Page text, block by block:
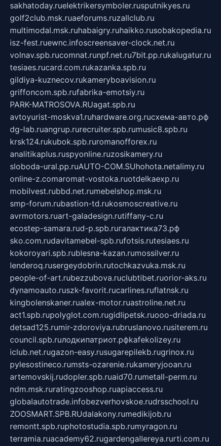
sakhatoday.ruelektrikersymboler.rusputnikyes.ru
golf2club.msk.ruaeforums.ruzallclub.ru
multimodal.msk.ruhabaigry.ruhaikko.rusobakopedia.ru
isz-fest.ruewnc.infoscreensaver-clock.net.ru
volnav.spb.rucomnat.runpf.net.ru7bit.pp.rukalugatur.ru
tesiaes.rucard.com.rukazanka.spb.ru
gildiya-kuznecov.rukameryboavision.ru
griffoncom.spb.rufabrika-emotsiy.ru
PARK-MATROSOVA.RUagat.spb.ru
avtoyurist-moskva1.ruhardware.org.ruсхема-авто.рф
dg-lab.ruangrup.rurecruiter.spb.rumusic8.spb.ru
krsk124.rukubok.spb.ruromanofforex.ru
analitikaplus.ruspyonline.ruzosikamery.ru
sloboda-ural.pp.ruAUTO-COM.SUhohota.netalimy.ru
online-z.comaromat-vostoka.ruotdelkaexp.ru
mobilvest.rubbd.net.rumebelshop.msk.ru
smp-forum.rubastion-td.rukosmoscreative.ru
avrmotors.ruart-galadesign.rutiffany-c.ru
ecostep-samara.rud-p.spb.ruгалактика73.рф
sko.com.rudavitamebel-spb.rufotsis.rutesiaes.ru
kokoroyari.spb.rublesna-kazan.rumossilver.ru
lenderoq.rusergeydobrin.rutochkazvuka.msk.ru
people-of-art.rubezzubova.ruclubtibet.ruorior-aks.ru
dynamoauto.ruszk-favorit.rucarlines.ruflatnsk.ru
kingbolenskaner.rualex-motor.ruastroline.net.ru
act1.spb.rupolyglot.com.rugidlipetsk.ruooo-driada.ru
detsad125.rumir-zdoroviya.rubruslanovo.rusiterem.ru
council.spb.ruлодкипатриот.рфkafekolizey.ru
iclub.net.rugazon-easy.rusugarepilekb.rugrinox.ru
pylesostineco.rumsts-ozarenie.rukameryjooan.ru
artemovskij.rudopler.spb.ruaid70.rumetall-perm.ru
ndm.msk.ruratingzooshop.ruapiaccess.ru
globalautotrade.infobezverhovskoe.rudrsschool.ru
ZOOSMART.SPB.RUdalakony.rumedikijob.ru
remontt.spb.ruphotostudia.spb.rumyragon.ru
terramia.ruacademy62.rugardengallereya.rurti.com.ru